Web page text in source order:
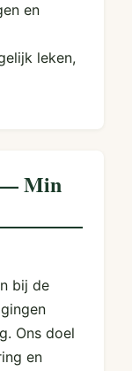
en
leken,
— Min
bij de
Ons doel
en